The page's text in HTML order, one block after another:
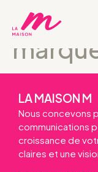
LA MAISON M
Nous concevons
communications
croissance de
claires et une